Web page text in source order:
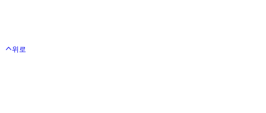
위로